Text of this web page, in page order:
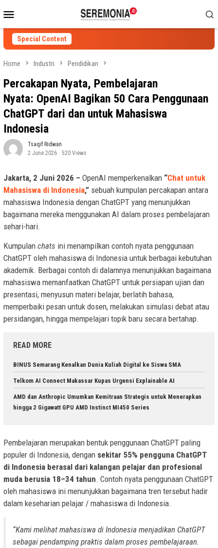
to
contentMenu
Special Content
Home Industri Pendidikan
Percakapan Nyata, Pembelajaran
Nyata: OpenAI Bagikan 50 Cara Penggunaan
ChatGPT dari dan untuk Mahasiswa
Indonesia
Tsaqif Ridwan
2 June 2026
520 Views
Jakarta, 2 Juni 2026 – OpenAI memperkenalkan “Chat untuk
Mahasiswa di Indonesia,” sebuah kumpulan percakapan antara
mahasiswa Indonesia dengan ChatGPT yang menunjukkan
bagaimana mereka menggunakan AI dalam proses pembelajaran
sehari-hari.
Kumpulan chats ini menampilkan contoh nyata penggunaan
ChatGPT oleh mahasiswa di Indonesia untuk berbagai kebutuhan
akademik. Berbagai contoh di dalamnya menunjukkan bagaimana
mahasiswa memanfaatkan ChatGPT untuk persiapan ujian dan
presentasi, menyusun materi belajar, berlatih bahasa,
memperbaiki pesan untuk dosen, melakukan simulasi debat atau
persidangan, hingga mempelajari topik baru secara bertahap.
READ MORE
BINUS Semarang Kenalkan Dunia Kuliah Digital ke Siswa SMA
Telkom AI Connect Makassar Kupas Urgensi Explainable AI
AMD dan Anthropic Umumkan Kemitraan Strategis untuk Menerapkan
hingga 2 Gigawatt GPU AMD Instinct MI450 Series
Pembelajaran merupakan bentuk penggunaan ChatGPT paling
populer di Indonesia, dengan sekitar 55% pengguna ChatGPT
di Indonesia berasal dari kalangan pelajar dan profesional
muda berusia 18–34 tahun. Contoh nyata penggunaan ChatGPT
oleh mahasiswa ini menunjukkan bagaimana tren tersebut hadir
dalam keseharian pelajar / mahasiswa di Indonesia.
“Kami melihat mahasiswa di Indonesia menjadikan ChatGPT
sebagai pendamping praktis dalam proses pembelajaraan.